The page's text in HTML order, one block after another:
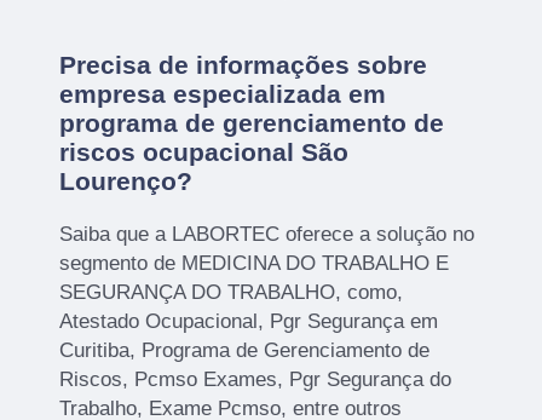
Precisa de informações sobre
empresa especializada em
programa de gerenciamento de
riscos ocupacional São
Lourenço?
Saiba que a LABORTEC oferece a solução no
segmento de MEDICINA DO TRABALHO E
SEGURANÇA DO TRABALHO, como,
Atestado Ocupacional, Pgr Segurança em
Curitiba, Programa de Gerenciamento de
Riscos, Pcmso Exames, Pgr Segurança do
Trabalho, Exame Pcmso, entre outros